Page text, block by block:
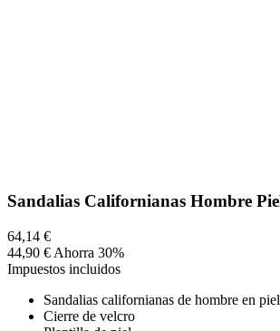
Sandalias Californianas Hombre
64,14 €
44,90 € Ahorra 30%
Impuestos incluidos
Sandalias californianas de hombre en
Cierre de velcro